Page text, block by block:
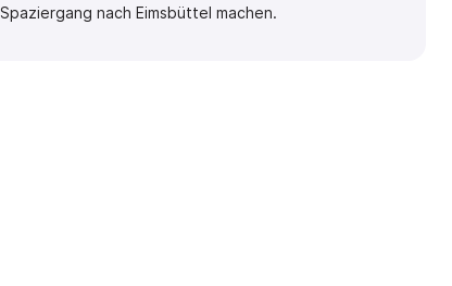
Spaziergang nach Eimsbüttel machen.